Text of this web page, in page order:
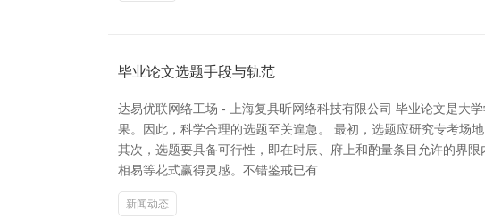
毕业论文选题手段与轨范
达易优联网络工场 - 上海复具昕网络科技有限公司 毕业论文是大
果。因此，科学合理的选题至关遑急。 最初，选题应研究专考场
其次，选题要具备可行性，即在时辰、府上和酌量条目允许的界
相易等花式赢得灵感。不错鉴戒已有
新闻动态